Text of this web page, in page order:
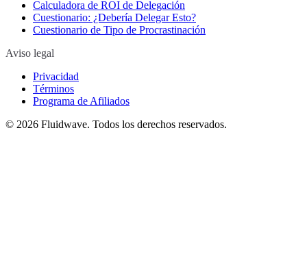
Calculadora de ROI de Delegación
Cuestionario: ¿Debería Delegar Esto?
Cuestionario de Tipo de Procrastinación
Aviso legal
Privacidad
Términos
Programa de Afiliados
© 2026 Fluidwave. Todos los derechos reservados.